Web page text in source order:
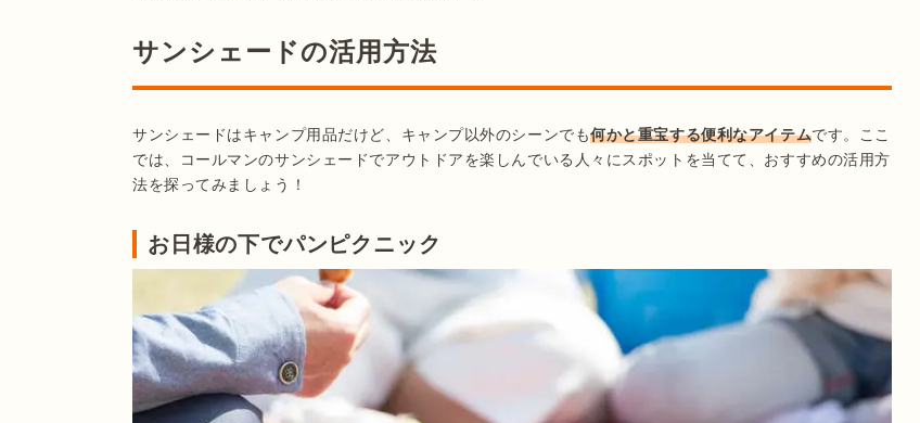
サンシェードの活用方法
サンシェードはキャンプ用品だけど、キャンプ以外のシーンでも何かと重宝する便利なアイテムです。ここ
では、コールマンのサンシェードでアウトドアを楽しんでいる人々にスポットを当てて、おすすめの活用方
法を探ってみましょう！
お日様の下でパンピクニック